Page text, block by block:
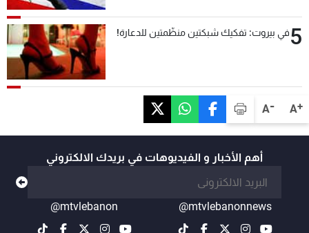
A+
A-
5في بيروت: تفكيك شبكتين منظّمتين للدعارة!
أهم الأخبار و الفيديوهات في بريدك الالكتروني
@mtvlebanonnews
@mtvlebanon